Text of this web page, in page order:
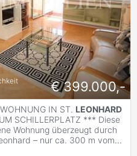
€ 399.000,-
IN ST. LEONHARD
SCHILLERPLATZ *** Diese
Wohnung überzeugt durch
– nur ca. 300 m vom...